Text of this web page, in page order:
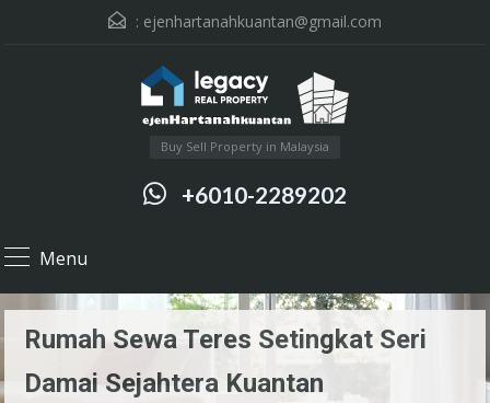
: ejenhartanahkuantan@gmail.com
Buy Sell Property in Malaysia
+6010-2289202
Menu
Rumah Sewa Teres Setingkat Seri
Damai Sejahtera Kuantan